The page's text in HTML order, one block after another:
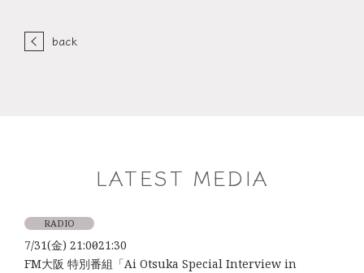
back
LATEST MEDIA
RADIO
7/31(金) 21:00～21:30
FM大阪 特別番組「Ai Otsuka Special Interview in